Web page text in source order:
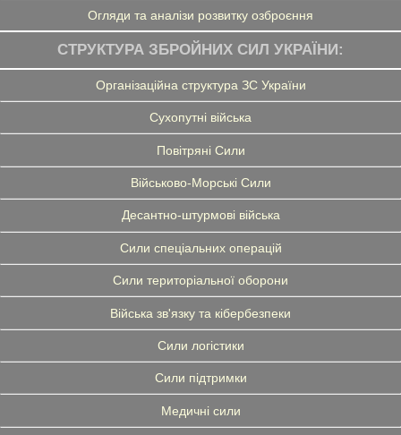
Огляди та аналізи розвитку озброєння
СТРУКТУРА ЗБРОЙНИХ СИЛ УКРАЇНИ:
Організаційна структура ЗС України
Сухопутні війська
Повітряні Сили
Військово-Морські Сили
Десантно-штурмові війська
Сили спеціальних операцій
Сили територіальної оборони
Війська зв'язку та кібербезпеки
Сили логістики
Сили підтримки
Медичні сили